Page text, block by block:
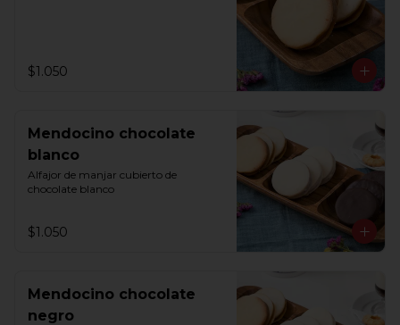
$1.050
Mendocino chocolate
blanco
Alfajor de manjar cubierto de
chocolate blanco
$1.050
Mendocino chocolate
negro